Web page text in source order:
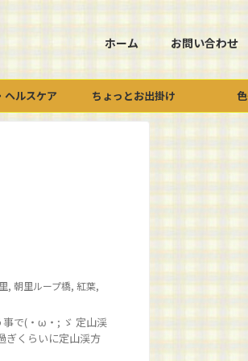
ホーム お問い合わせ
ヘルスケア ちょっとお出掛け
, 朝里ループ橋, 紅葉,
事で(・ω・; ゞ 定山渓
ぎくらいに定山渓方